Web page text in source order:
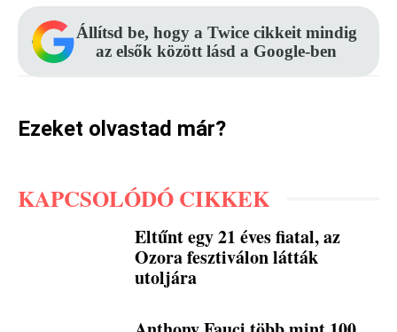
Állítsd be, hogy a Twice cikkeit mindig
az elsők között lásd a Google-ben
Ezeket olvastad már?
KAPCSOLÓDÓ CIKKEK
Eltűnt egy 21 éves fiatal, az
Ozora fesztiválon látták
utoljára